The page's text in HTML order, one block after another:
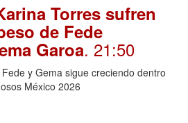
Torres sufren
de Fede
Garoa. 21:50
y Gema sigue creciendo dentro
México 2026